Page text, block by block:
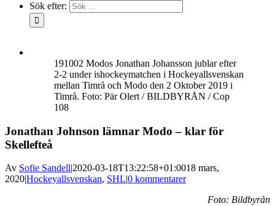
Sök efter:
191002 Modos Jonathan Johansson jublar efter
2-2 under ishockeymatchen i Hockeyallsvenskan
mellan Timrå och Modo den 2 Oktober 2019 i
Timrå. Foto: Pär Olert / BILDBYRÅN / Cop
108
Jonathan Johnson lämnar Modo – klar för
Skellefteå
Av Sofie Sandell|2020-03-18T13:22:58+01:0018 mars,
2020|Hockeyallsvenskan, SHL|0 kommentarer
Foto: Bildbyrån